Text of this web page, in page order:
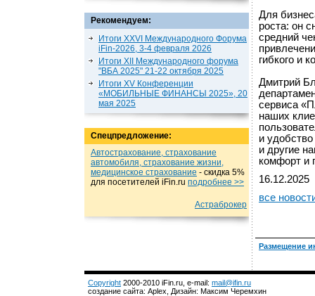
Рекомендуем:
Итоги XXVI Международного Форума
iFin-2026, 3-4 февраля 2026
Итоги XII Международного форума
"ВБА 2025" 21-22 октября 2025
Итоги XV Конференции
«МОБИЛЬНЫЕ ФИНАНСЫ 2025», 20
мая 2025
Спецпредложение:
Автострахование, страхование
автомобиля, страхование жизни,
медицинское страхование - cкидка 5%
для посетителей iFin.ru подробнеe >>
Астраброкер
Для
роста: он
средний
гибкого и
Дмитрий
сервиса
наших
и
и другие
комфорт и
16.12.2025
все
Размещение
Copyright 2000-2010 iFin.ru, e-mail: mail@ifin.ru
создание сайта: Aplex, Дизайн: Максим Черемхин